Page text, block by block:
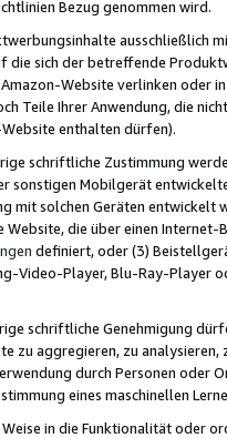
Bezug genommen wird.
ausschließlich
die sich der betreffende
Website verlinken oder
Teile Ihrer Anwendung, die
enthalten dürfen).
schriftliche Zustimmung
sonstigen Mobilgerät
mit solchen Geräten
die über einen
definiert, oder (3)
Video-Player, Blu-Ray-Player
schriftliche Genehmigung
zu aggregieren, zu
durch Personen
eines maschinellen
in die Funktionalität oder